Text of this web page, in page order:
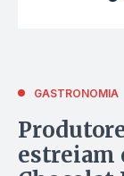
GASTRONOMIA
estreiam